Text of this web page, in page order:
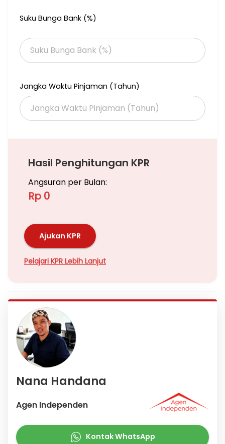
Suku Bunga Bank (%)
Jangka Waktu Pinjaman (Tahun)
Hasil Penghitungan KPR
Angsuran per Bulan:
Rp 0
Ajukan KPR
Pelajari KPR Lebih Lanjut
Nana Handana
Agen Independen
Kontak WhatsApp